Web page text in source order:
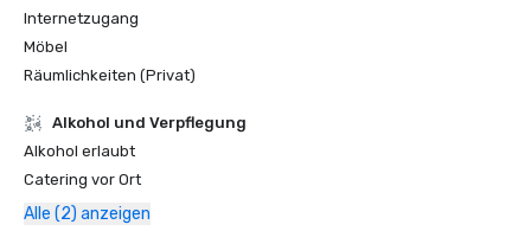
Internetzugang
Möbel
Räumlichkeiten (Privat)
‪Alkohol‬ und Verpflegung
‪Alkohol‬ erlaubt
Catering vor Ort
Alle (2) anzeigen